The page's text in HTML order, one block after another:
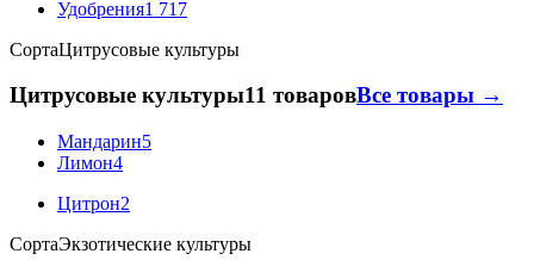
Удобрения1 717
СортаЦитрусовые культуры
Цитрусовые культуры11 товаровВсе товары →
Мандарин5
Лимон4
Цитрон2
СортаЭкзотические культуры